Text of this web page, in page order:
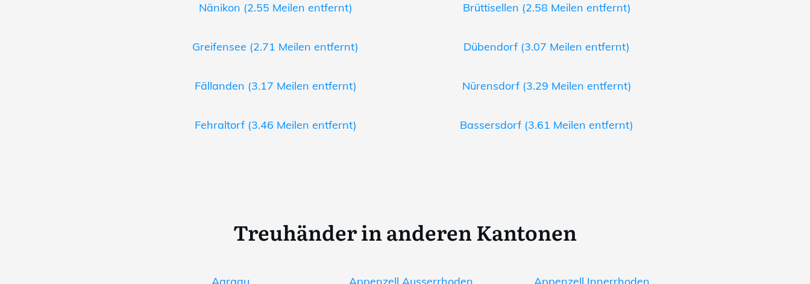
Nänikon (2.55 Meilen entfernt) Brüttisellen (2.58 Meilen entfernt)
Greifensee (2.71 Meilen entfernt) Dübendorf (3.07 Meilen entfernt)
Fällanden (3.17 Meilen entfernt) Nürensdorf (3.29 Meilen entfernt)
Fehraltorf (3.46 Meilen entfernt) Bassersdorf (3.61 Meilen entfernt)
Treuhänder in anderen Kantonen